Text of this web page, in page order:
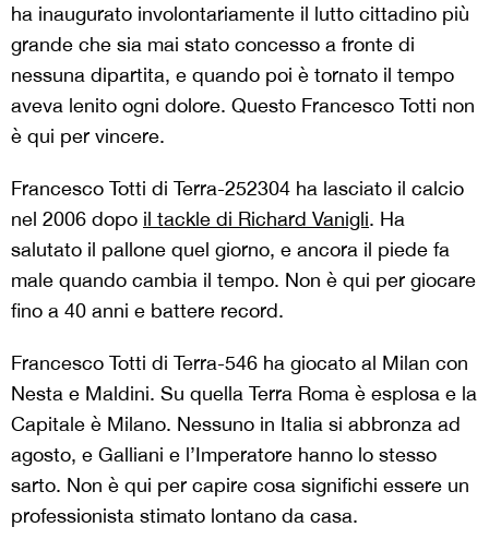
ha inaugurato involontariamente il lutto cittadino più
grande che sia mai stato concesso a fronte di
nessuna dipartita, e quando poi è tornato il tempo
aveva lenito ogni dolore. Questo Francesco Totti non
è qui per vincere.
Francesco Totti di Terra-252304 ha lasciato il calcio
nel 2006 dopo il tackle di Richard Vanigli. Ha
salutato il pallone quel giorno, e ancora il piede fa
male quando cambia il tempo. Non è qui per giocare
fino a 40 anni e battere record.
Francesco Totti di Terra-546 ha giocato al Milan con
Nesta e Maldini. Su quella Terra Roma è esplosa e la
Capitale è Milano. Nessuno in Italia si abbronza ad
agosto, e Galliani e l’Imperatore hanno lo stesso
sarto. Non è qui per capire cosa significhi essere un
professionista stimato lontano da casa.